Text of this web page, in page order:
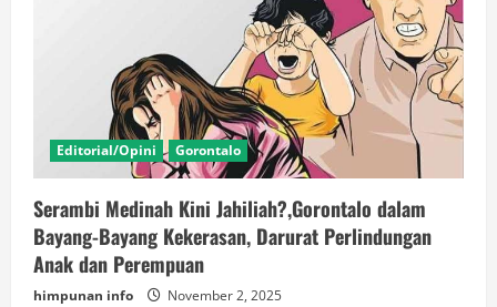
Editorial/Opini Gorontalo
Serambi Medinah Kini Jahiliah?,Gorontalo dalam
Bayang-Bayang Kekerasan, Darurat Perlindungan
Anak dan Perempuan
himpunan info November 2, 2025